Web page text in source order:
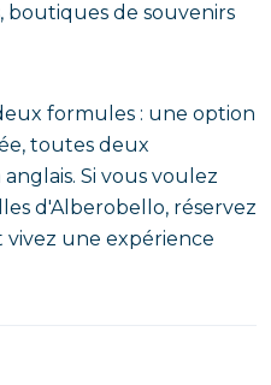
boutiques de souvenirs
formules : une option
toutes deux
Si vous voulez
d'Alberobello, réservez
une expérience